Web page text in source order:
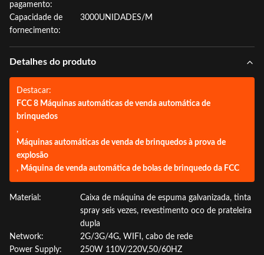
pagamento:
Capacidade de
fornecimento:
3000UNIDADES/M
Detalhes do produto
Destacar:
FCC 8 Máquinas automáticas de venda automática de
brinquedos
,
Máquinas automáticas de venda de brinquedos à prova de
explosão
, Máquina de venda automática de bolas de brinquedo da FCC
Material:
Caixa de máquina de espuma galvanizada, tinta
spray seis vezes, revestimento oco de prateleira
dupla
Network:
2G/3G/4G, WIFI, cabo de rede
Power Supply:
250W 110V/220V,50/60HZ